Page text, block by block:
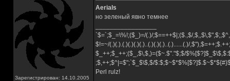
Зарегистрирован: 14.10.2005
Aerials
но зеленый явно темнее
`$=`;$_=\%!;($_)=/(.)/;$==++$|;($.,$/
$!=~/(.)(.).(.)(.)(.)(.)..(.)(.)(.)..(.)......(.)/
$_++;$_++;($_,$\,$,)=($~.$"."$;$/
;$,++;$^|=$";`$_$\$,$/
Perl rulz!